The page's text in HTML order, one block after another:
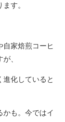
す。
自家焙煎コーヒ
、
進化していると
かも。今ではイ